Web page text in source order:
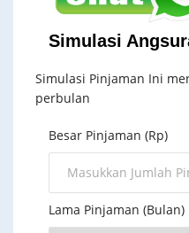
Simulasi
Simulasi Pinjaman Ini
perbulan
Besar Pinjaman (Rp)
Lama Pinjaman (Bulan)